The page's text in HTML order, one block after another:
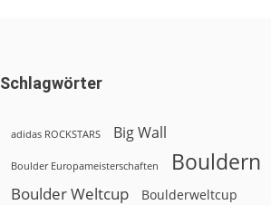
Schlagwörter
adidas ROCKSTARS Big Wall
Boulder Europameisterschaften Bouldern
Boulder Weltcup Boulderweltcup